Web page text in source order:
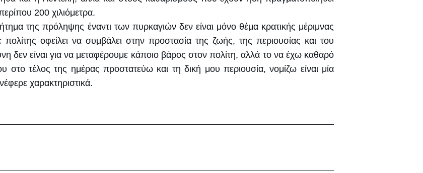
200 χιλιόμετρα.
της πρόληψης έναντι των πυρκαγιών δεν είναι μόνο θέμα κρατικής μέριμνας
οφείλει να συμβάλει στην προστασία της ζωής, της περιουσίας και του
δεν είναι για να μεταφέρουμε κάποιο βάρος στον πολίτη, αλλά το να έχω καθαρό
τέλος της ημέρας προστατεύω και τη δική μου περιουσία, νομίζω είναι μία
χαρακτηριστικά.